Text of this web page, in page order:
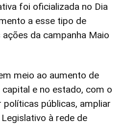
foi oficializada no Dia
a esse tipo de
da campanha Maio
meio ao aumento de
e no estado, com o
públicas, ampliar
à rede de